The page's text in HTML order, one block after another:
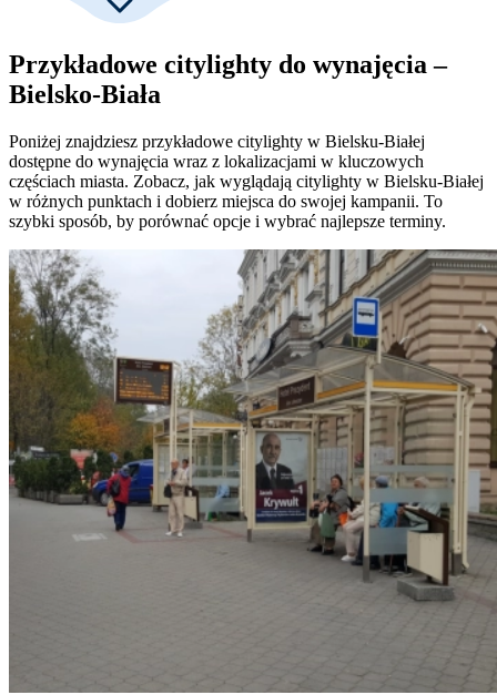
Przykładowe citylighty do wynajęcia –
Bielsko-Biała
Poniżej znajdziesz przykładowe citylighty w Bielsku-Białej
dostępne do wynajęcia wraz z lokalizacjami w kluczowych
częściach miasta. Zobacz, jak wyglądają citylighty w Bielsku-Białej
w różnych punktach i dobierz miejsca do swojej kampanii. To
szybki sposób, by porównać opcje i wybrać najlepsze terminy.